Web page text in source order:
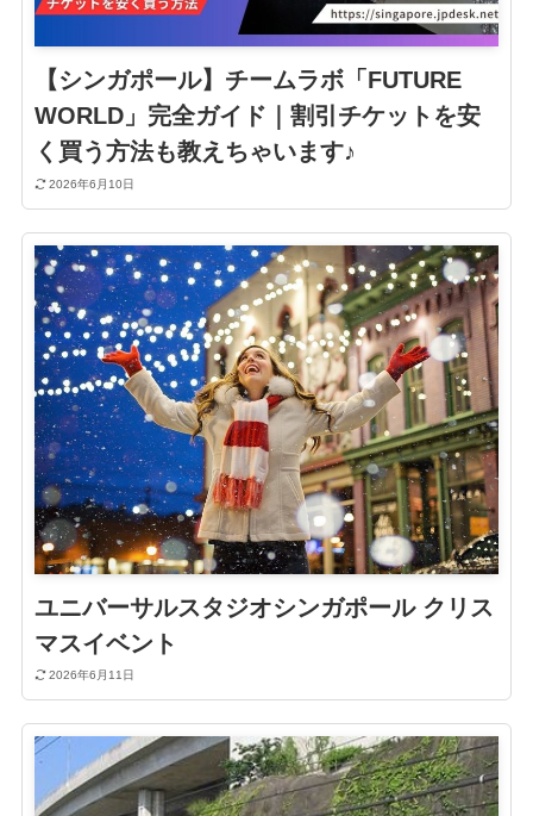
【シンガポール】チームラボ「FUTURE
WORLD」完全ガイド｜割引チケットを安
く買う方法も教えちゃいます♪
2026年6月10日
ユニバーサルスタジオシンガポール クリス
マスイベント
2026年6月11日